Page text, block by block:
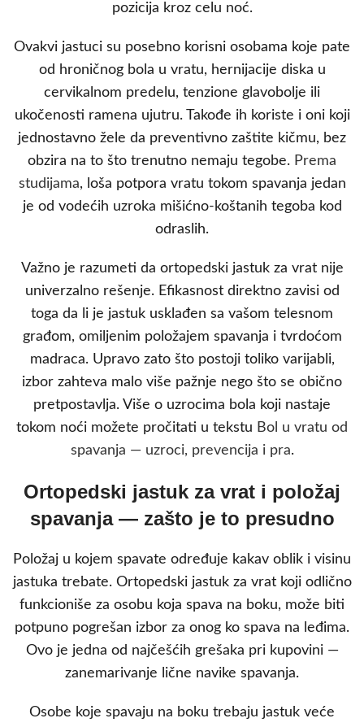
pozicija kroz celu noć.
Ovakvi jastuci su posebno korisni osobama koje pate
od hroničnog bola u vratu, hernijacije diska u
cervikalnom predelu, tenzione glavobolje ili
ukočenosti ramena ujutru. Takođe ih koriste i oni koji
jednostavno žele da preventivno zaštite kičmu, bez
obzira na to što trenutno nemaju tegobe. Prema
studijama, loša potpora vratu tokom spavanja jedan
je od vodećih uzroka mišićno-koštanih tegoba kod
odraslih.
Važno je razumeti da ortopedski jastuk za vrat nije
univerzalno rešenje. Efikasnost direktno zavisi od
toga da li je jastuk usklađen sa vašom telesnom
građom, omiljenim položajem spavanja i tvrdoćom
madraca. Upravo zato što postoji toliko varijabli,
izbor zahteva malo više pažnje nego što se obično
pretpostavlja. Više o uzrocima bola koji nastaje
tokom noći možete pročitati u tekstu Bol u vratu od
spavanja — uzroci, prevencija i pra.
Ortopedski jastuk za vrat i položaj
spavanja — zašto je to presudno
Položaj u kojem spavate određuje kakav oblik i visinu
jastuka trebate. Ortopedski jastuk za vrat koji odlično
funkcioniše za osobu koja spava na boku, može biti
potpuno pogrešan izbor za onog ko spava na leđima.
Ovo je jedna od najčešćih grešaka pri kupovini —
zanemarivanje lične navike spavanja.
Osobe koje spavaju na boku trebaju jastuk veće